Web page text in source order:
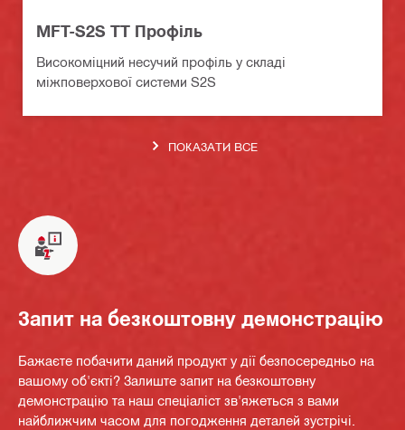
MFT-S2S TT Профіль
Високоміцний несучий профіль у складі
міжповерхової системи S2S
ПОКАЗАТИ ВСЕ
Запит на безкоштовну демонстрацію
Бажаєте побачити даний продукт у дії безпосередньо на
вашому об'єкті? Залиште запит на безкоштовну
демонстрацію та наш спеціаліст зв'яжеться з вами
найближчим часом для погодження деталей зустрічі.